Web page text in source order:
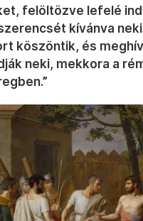
felöltözve lefelé
kívánva
köszöntik, és
neki, mekkora a